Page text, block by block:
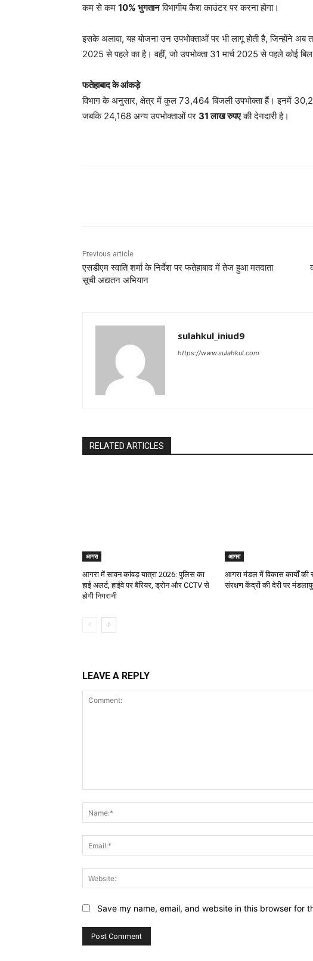
कम से कम 10% भुगतानविभागीय कैश काउंटर पर करना होगा।
इसके अलावा, यह योजना उन उपभोक्ताओं पर भी लागू होती है, जिन्होंने
2025 से पहले का है। वहीं, जो उपभोक्ता 31 मार्च 2025 से पहले कोई
फतेहाबाद के आंकड़े
विभाग के अनुसार, क्षेत्र में कुल 73,464 बिजली उपभोक्ता हैं। इनमें
जबकि 24,168 अन्य उपभोक्ताओं पर 31 लाख रुपएकी देनदारी है।
Previous article
एसडीएम स्वाति शर्मा के निर्देश पर फतेहाबाद में तेज हुआ मतदाता
सूची अद्यतन अभियान
sulahkul_iniud9
https://www.sulahkul.com
RELATED ARTICLES
आगरा
आगरा में सावन कांवड़ यात्रा 2026: पुलिस का
हाई अलर्ट, हाईवे पर बैरियर, ड्रोन और CCTV से
होगी निगरानी
आगरा
आगरा मंडल में विकास कार्यों की
संरक्षण केंद्रों की देरी पर
LEAVE A REPLY
Save my name, email, and website in this browser for